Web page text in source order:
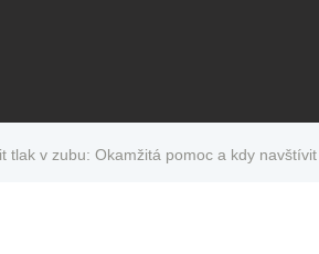
tlak v zubu: Okamžitá pomoc a kdy